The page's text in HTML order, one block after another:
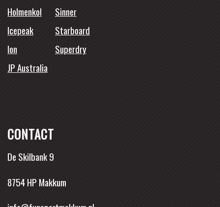
Holmenkol
Sinner
Icepeak
Starboard
Ion
Superdry
JP Australia
CONTACT
De Skilbank 9
8754 HP Makkum